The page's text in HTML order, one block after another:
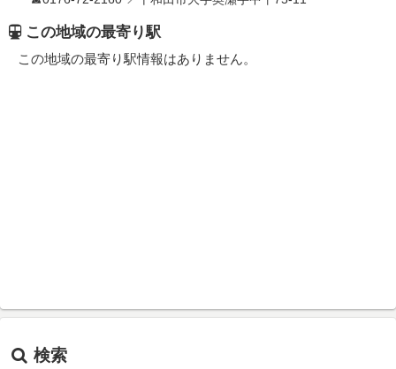
この地域の最寄り駅
この地域の最寄り駅情報はありません。
検索